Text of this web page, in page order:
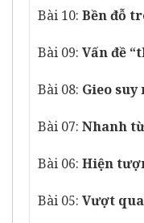
Bài 10: Bền đỗ
Bài 09: Vấn đề
Bài 08: Gieo
Bài 07: Nhanh
Bài 06: Hiện
Bài 05: Vượt